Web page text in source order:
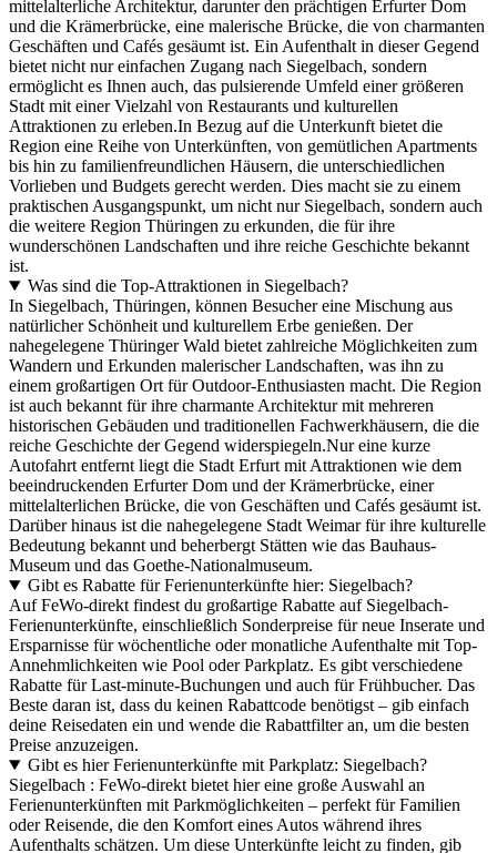
mittelalterliche Architektur, darunter den prächtigen Erfurter Dom
und die Krämerbrücke, eine malerische Brücke, die von charmanten
Geschäften und Cafés gesäumt ist. Ein Aufenthalt in dieser Gegend
bietet nicht nur einfachen Zugang nach Siegelbach, sondern
ermöglicht es Ihnen auch, das pulsierende Umfeld einer größeren
Stadt mit einer Vielzahl von Restaurants und kulturellen
Attraktionen zu erleben.In Bezug auf die Unterkunft bietet die
Region eine Reihe von Unterkünften, von gemütlichen Apartments
bis hin zu familienfreundlichen Häusern, die unterschiedlichen
Vorlieben und Budgets gerecht werden. Dies macht sie zu einem
praktischen Ausgangspunkt, um nicht nur Siegelbach, sondern auch
die weitere Region Thüringen zu erkunden, die für ihre
wunderschönen Landschaften und ihre reiche Geschichte bekannt
ist.
Was sind die Top-Attraktionen in Siegelbach?
In Siegelbach, Thüringen, können Besucher eine Mischung aus
natürlicher Schönheit und kulturellem Erbe genießen. Der
nahegelegene Thüringer Wald bietet zahlreiche Möglichkeiten zum
Wandern und Erkunden malerischer Landschaften, was ihn zu
einem großartigen Ort für Outdoor-Enthusiasten macht. Die Region
ist auch bekannt für ihre charmante Architektur mit mehreren
historischen Gebäuden und traditionellen Fachwerkhäusern, die die
reiche Geschichte der Gegend widerspiegeln.Nur eine kurze
Autofahrt entfernt liegt die Stadt Erfurt mit Attraktionen wie dem
beeindruckenden Erfurter Dom und der Krämerbrücke, einer
mittelalterlichen Brücke, die von Geschäften und Cafés gesäumt ist.
Darüber hinaus ist die nahegelegene Stadt Weimar für ihre kulturelle
Bedeutung bekannt und beherbergt Stätten wie das Bauhaus-
Museum und das Goethe-Nationalmuseum.
Gibt es Rabatte für Ferienunterkünfte hier: Siegelbach?
Auf FeWo-direkt findest du großartige Rabatte auf Siegelbach-
Ferienunterkünfte, einschließlich Sonderpreise für neue Inserate und
Ersparnisse für wöchentliche oder monatliche Aufenthalte mit Top-
Annehmlichkeiten wie Pool oder Parkplatz. Es gibt verschiedene
Rabatte für Last-minute-Buchungen und auch für Frühbucher. Das
Beste daran ist, dass du keinen Rabattcode benötigst – gib einfach
deine Reisedaten ein und wende die Rabattfilter an, um die besten
Preise anzuzeigen.
Gibt es hier Ferienunterkünfte mit Parkplatz: Siegelbach?
Siegelbach : FeWo-direkt bietet hier eine große Auswahl an
Ferienunterkünften mit Parkmöglichkeiten – perfekt für Familien
oder Reisende, die den Komfort eines Autos während ihres
Aufenthalts schätzen. Um diese Unterkünfte leicht zu finden, gib